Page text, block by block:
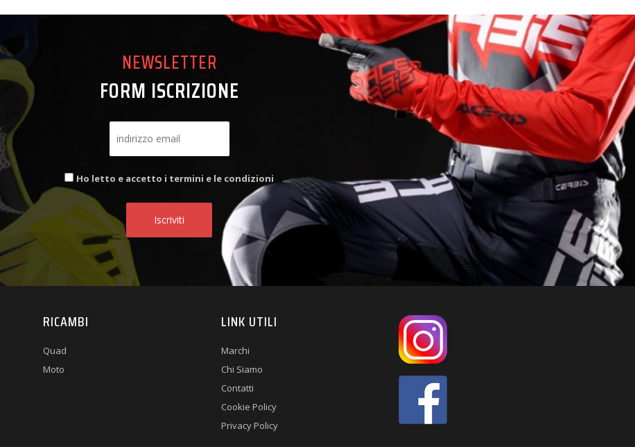
NEWSLETTER
FORM ISCRIZIONE
Ho letto e accetto i termini e le condizioni
RICAMBI
Quad
Moto
LINK UTILI
Marchi
Chi Siamo
Contatti
Cookie Policy
Privacy Policy